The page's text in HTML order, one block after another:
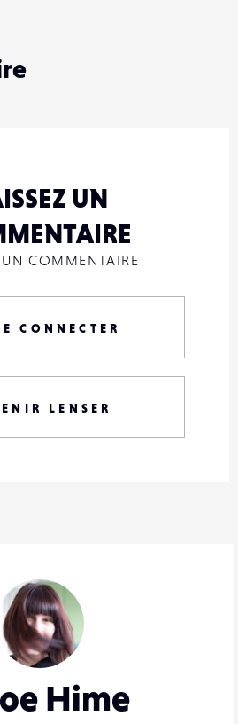
Hime
UN
UN COMMENTAIRE
CONNECTER
LENSER